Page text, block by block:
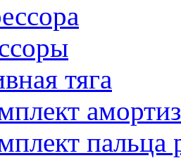
тяга
пальца